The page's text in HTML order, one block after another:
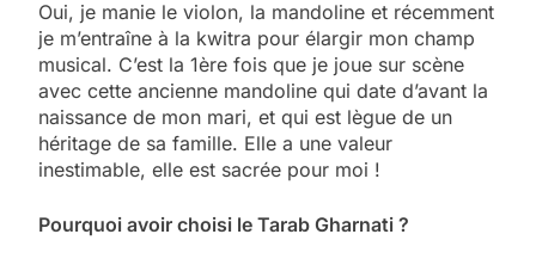
Oui, je manie le violon, la mandoline et récemment
je m’entraîne à la kwitra pour élargir mon champ
musical. C’est la 1ère fois que je joue sur scène
avec cette ancienne mandoline qui date d’avant la
naissance de mon mari, et qui est lègue de un
héritage de sa famille. Elle a une valeur
inestimable, elle est sacrée pour moi !
Pourquoi avoir choisi le Tarab Gharnati ?